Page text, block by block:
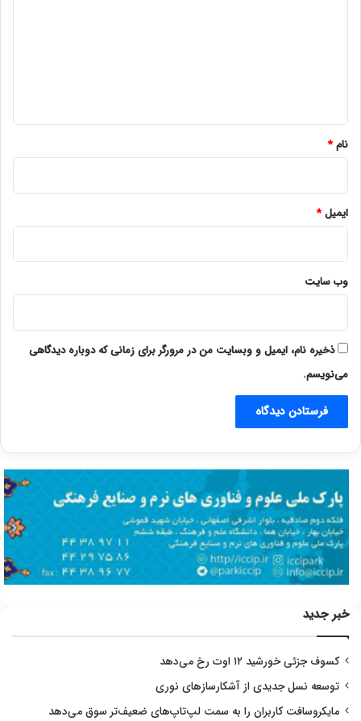
نام*
ایمیل*
وب‌ سایت
ذخیره نام، ایمیل و وبسایت من در مرورگر برای زمانی که دوباره دیدگاهی
می‌نویسم.
خبر جدید
کسوف جزئی خورشید ۱۲ اوت رخ می‌دهد
توسعه نسل جدیدی از آشکارسازهای نوری
مایکروسافت کاربران را به سمت لپ‌تاپ‌های ضعیف‌تر سوق می‌دهد